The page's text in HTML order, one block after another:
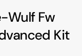
Wulf Fw
Kit